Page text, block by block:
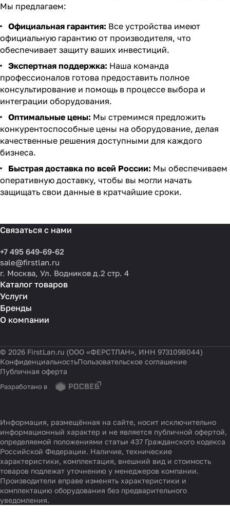
Мы предлагаем:
Официальная гарантия: Все устройства имеют
официальную гарантию от производителя, что
обеспечивает защиту ваших инвестиций.
Экспертная поддержка: Наша команда
профессионалов готова предоставить полное
консультирование и помощь в процессе выбора и
интеграции оборудования.
Оптимальные цены: Мы стремимся предложить
конкурентоспособные цены на оборудование, делая
качественные решения доступными для каждого
бизнеса.
Быстрая доставка по всей России: Мы обеспечиваем
оперативную доставку, чтобы вы могли начать
защищать свои данные в кратчайшие сроки.
Связаться с нами
+7 495 649-69-62
sale@firstlan.ru
г. Москва, Ул. Водников д.2 стр. 4
Каталог товаров
Услуги
Бренды
О компании
© 2026 FirstLan.ru (ООО «ФЕРСТЛАН», ИНН 9731098044)
КонфиденциальностьПользовательское соглашение
Публичная оферта
Разработано в
Информация, размещённая на сайте, носит исключительно
информационный характер и не является публичной офертой,
определяемой положениями статьи 437 Гражданского кодекса
Российской Федерации. Наличие, технические
характеристики, комплектация, внешний вид и стоимость
товаров подлежат уточнению у менеджеров компании.
Производители вправе изменять характеристики и
комплектацию оборудования без предварительного
уведомления.